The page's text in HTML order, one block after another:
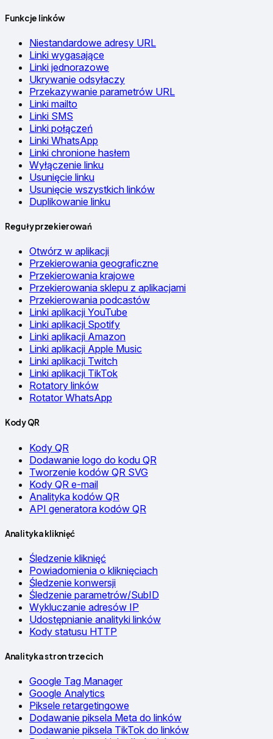
Funkcje linków
Niestandardowe adresy URL
Linki wygasające
Linki jednorazowe
Ukrywanie odsyłaczy
Przekazywanie parametrów URL
Linki mailto
Linki SMS
Linki połączeń
Linki WhatsApp
Linki chronione hasłem
Wyłączenie linku
Usunięcie linku
Usunięcie wszystkich linków
Duplikowanie linku
Reguły przekierowań
Otwórz w aplikacji
Przekierowania geograficzne
Przekierowania krajowe
Przekierowania sklepu z aplikacjami
Przekierowania podcastów
Linki aplikacji YouTube
Linki aplikacji Spotify
Linki aplikacji Amazon
Linki aplikacji Apple Music
Linki aplikacji Twitch
Linki aplikacji TikTok
Rotatory linków
Rotator WhatsApp
Kody QR
Kody QR
Dodawanie logo do kodu QR
Tworzenie kodów QR SVG
Kody QR e-mail
Analityka kodów QR
API generatora kodów QR
Analityka kliknięć
Śledzenie kliknięć
Powiadomienia o kliknięciach
Śledzenie konwersji
Śledzenie parametrów/SubID
Wykluczanie adresów IP
Udostępnianie analityki linków
Kody statusu HTTP
Analityka stron trzecich
Google Tag Manager
Google Analytics
Piksele retargetingowe
Dodawanie piksela Meta do linków
Dodawanie piksela TikTok do linków